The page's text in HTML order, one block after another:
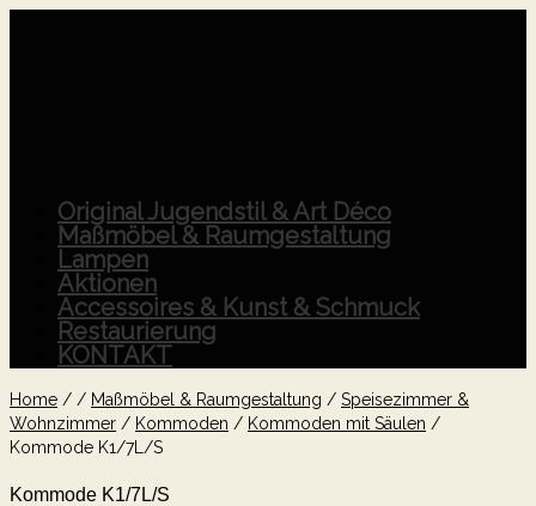
Original Jugendstil & Art Déco
Maßmöbel & Raumgestaltung
Lampen
Aktionen
Accessoires & Kunst & Schmuck
Restaurierung
KONTAKT
Home / / Maßmöbel & Raumgestaltung / Speisezimmer &
Wohnzimmer / Kommoden / Kommoden mit Säulen /
Kommode K1/7L/S
Kommode K1/7L/S